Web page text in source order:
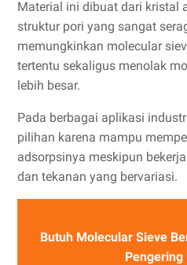
Material ini dibuat dari kristal
struktur pori yang sangat
memungkinkan molecular
tertentu sekaligus menolak
lebih besar.
Pada berbagai aplikasi
pilihan karena mampu
adsorpsinya meskipun
dan tekanan yang bervariasi.
Butuh Molecular Sieve
Pengering